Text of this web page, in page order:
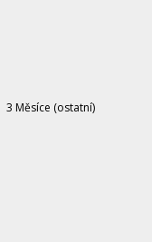
3 Měsíce (ostatní)